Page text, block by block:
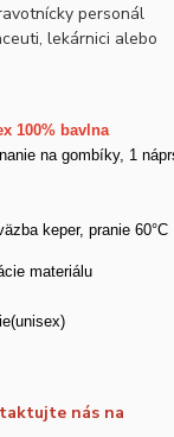
personál
lekárnici alebo
100% bavlna
na gombíky, 1
keper, pranie 60°C
materiálu
nás na